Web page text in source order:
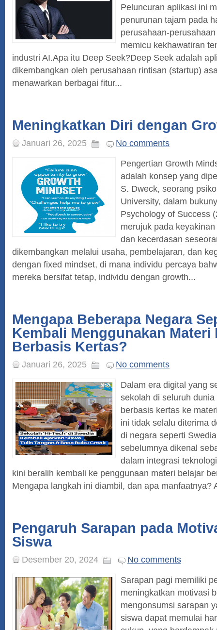
Peluncuran aplikasi ini
penurunan tajam pada
perusahaan-
memicu kekhawatiran
industri AI.Apa itu Deep Seek?Deep Seek adalah
dikembangkan oleh perusahaan rintisan (startup)
menawarkan berbagai fitur...
Meningkatkan Diri dengan
Januari 26, 2025
No comments
Pengertian Growth
adalah konsep yang
S. Dweck, seorang
University, dalam
Psychology of Success
merujuk pada
dan kecerdasan
dikembangkan melalui usaha, pembelajaran, dan
dengan fixed mindset, di mana individu percaya
mereka bersifat tetap, individu dengan growth...
Mengapa Beberapa Negara
Kembali Menggunakan Materi
Berbasis Kertas?
Januari 26, 2025
No comments
Dalam era digital yang
sekolah di seluruh
berbasis kertas ke
ini tidak selalu diterima
di negara seperti
sebelumnya dikenal
dalam integrasi
kini beralih kembali ke penggunaan materi belajar
Mengapa langkah ini diambil, dan apa manfaatnya?
Pengaruh Sarapan pada
Siswa
Desember 20, 2024
No comments
Sarapan pagi memiliki
meningkatkan motivasi
mengonsumsi sarapan
siswa dapat memulai